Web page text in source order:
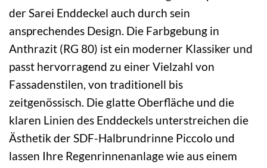
der Sarei Enddeckel auch durch sein
ansprechendes Design. Die Farbgebung in
Anthrazit (RG 80) ist ein moderner Klassiker und
passt hervorragend zu einer Vielzahl von
Fassadenstilen, von traditionell bis
zeitgenössisch. Die glatte Oberfläche und die
klaren Linien des Enddeckels unterstreichen die
Ästhetik der SDF-Halbrundrinne Piccolo und
lassen Ihre Regenrinnenanlage wie aus einem